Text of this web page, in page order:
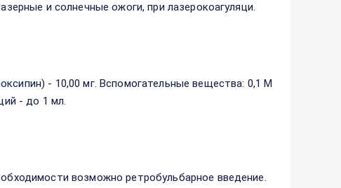
и солнечные ожоги, при лазерокоагуляци.
- 10,00 мг. Вспомогательные вещества: 0,1 М
- до 1 мл.
возможно ретробульбарное введение.